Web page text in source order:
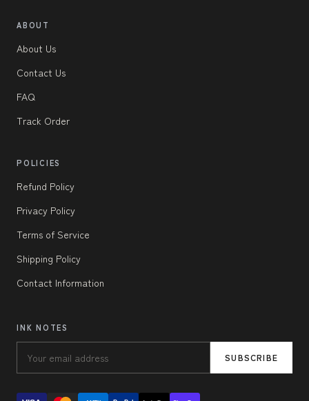
ABOUT
About Us
Contact Us
FAQ
Track Order
POLICIES
Refund Policy
Privacy Policy
Terms of Service
Shipping Policy
Contact Information
INK NOTES
SUBSCRIBE